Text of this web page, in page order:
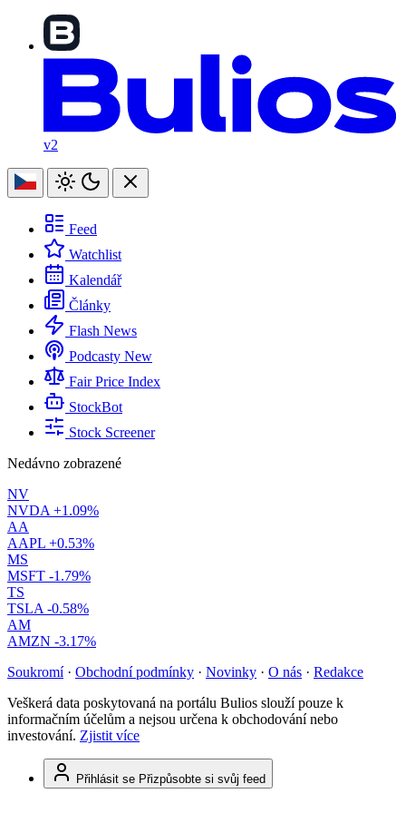
v2
Feed
Watchlist
Kalendář
Články
Flash News
Podcasty New
Fair Price Index
StockBot
Stock Screener
Nedávno zobrazené
NV
NVDA +1.09%
AA
AAPL +0.53%
MS
MSFT -1.79%
TS
TSLA -0.58%
AM
AMZN -3.17%
Soukromí · Obchodní podmínky · Novinky · O nás · Redakce
Veškerá data poskytovaná na portálu Bulios slouží pouze k
informačním účelům a nejsou určena k obchodování nebo
investování. Zjistit více
Přihlásit se Přizpůsobte si svůj feed